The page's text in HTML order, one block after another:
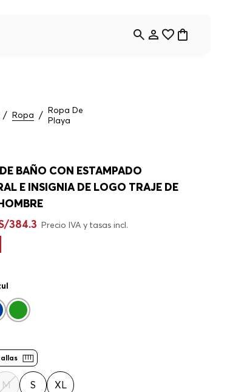
Ropa
Ropa De
Playa
BAÑO CON ESTAMPADO
E INSIGNIA DE LOGO TRAJE DE
384.3 Precio IVA y tasas incl.
M S XL